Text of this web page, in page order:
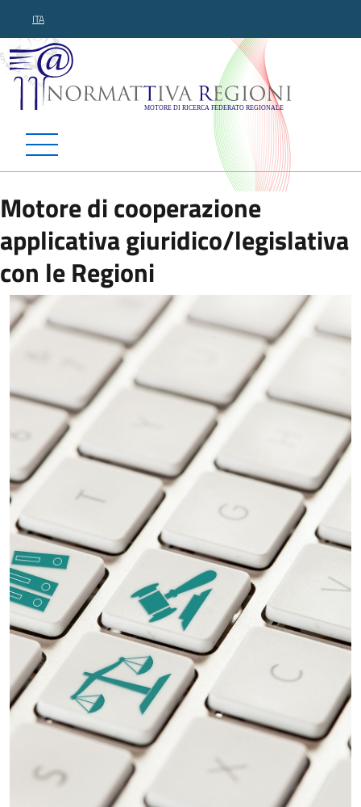
ITA
Normattiva Regioni -
Motore di cooperazione
applicativa giuridico/legislativa
con le Regioni